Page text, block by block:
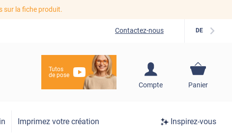
sur la fiche produit.
Contactez-nous DE
Tutos
de pose
Compte
S'inscrire / Se
Panier
Imprimez votre création Inspirez-vous